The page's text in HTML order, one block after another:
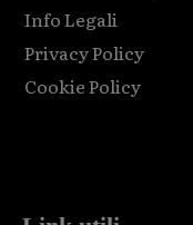
Info Legali
Privacy Policy
Cookie Policy